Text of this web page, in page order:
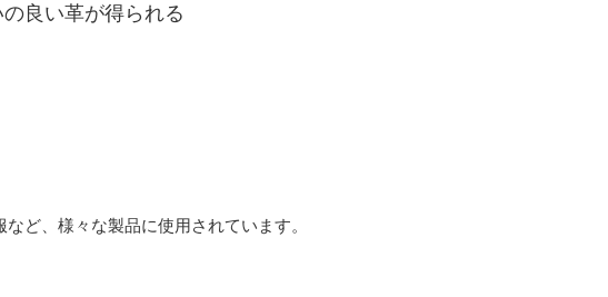
良い革が得られる
ど、様々な製品に使用されています。